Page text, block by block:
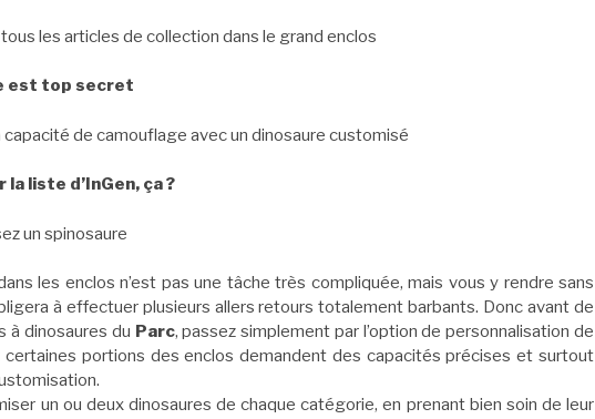
les articles de collection dans le grand enclos
est top secret
capacité de camouflage avec un dinosaure customisé
la liste d’InGen, ça ?
un spinosaure
les enclos n’est pas une tâche très compliquée, mais vous y rendre sans
à effectuer plusieurs allers retours totalement barbants. Donc avant de
à dinosaures du Parc, passez simplement par l’option de personnalisation de
portions des enclos demandent des capacités précises et surtout
un ou deux dinosaures de chaque catégorie, en prenant bien soin de leur